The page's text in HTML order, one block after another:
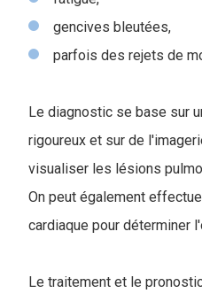
gencives bleutées,
parfois des rejets de
Le diagnostic se base sur
rigoureux et sur de
visualiser les lésions
On peut également
cardiaque pour déterminer
Le traitement et le